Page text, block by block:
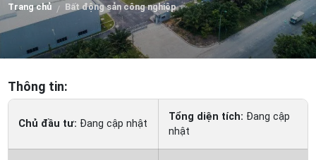
Trang chủ / Bất động sản công nghiệp
Thông tin:
Chủ đầu tư: Đang cập nhật
Tổng diện tích: Đang cập
nhật